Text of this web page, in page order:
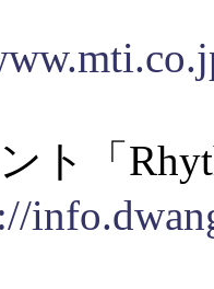
ト「